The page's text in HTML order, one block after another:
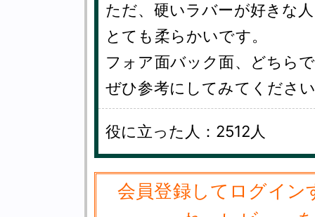
ただ、硬いラバーが好きな
とても柔らかいです。
フォア面バック面、どちら
ぜひ参考にしてみてくださ
役に立った人：2512人
会員登録してログイン